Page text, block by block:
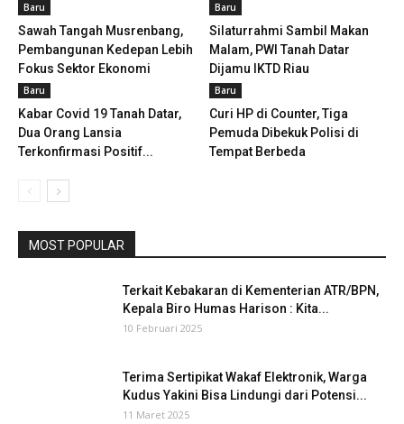
Baru
Sawah Tangah Musrenbang,
Pembangunan Kedepan Lebih
Fokus Sektor Ekonomi
Baru
Silaturrahmi Sambil Makan
Malam, PWI Tanah Datar
Dijamu IKTD Riau
Baru
Kabar Covid 19 Tanah Datar,
Dua Orang Lansia
Terkonfirmasi Positif...
Baru
Curi HP di Counter, Tiga
Pemuda Dibekuk Polisi di
Tempat Berbeda
MOST POPULAR
Terkait Kebakaran di Kementerian ATR/BPN,
Kepala Biro Humas Harison : Kita...
10 Februari 2025
Terima Sertipikat Wakaf Elektronik, Warga
Kudus Yakini Bisa Lindungi dari Potensi...
11 Maret 2025